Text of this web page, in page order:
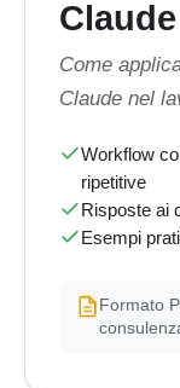
Claude
Come
Claude nel
Workflow
ripetitive
Risposte ai
Esempi
Formato